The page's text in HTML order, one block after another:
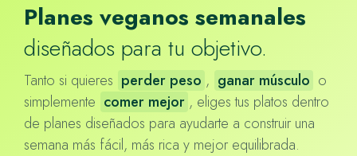
Planes veganos semanales
diseñados para tu objetivo.
Tanto si quieres perder peso , ganar músculo o
simplemente comer mejor , eliges tus platos dentro
de planes diseñados para ayudarte a construir una
semana más fácil, más rica y mejor equilibrada.